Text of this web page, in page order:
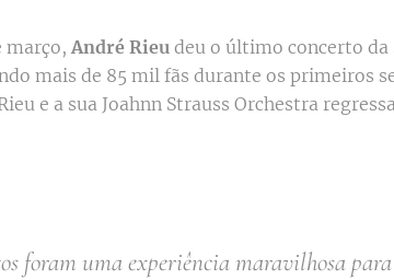
março, André Rieu deu o último concerto da
mais de 85 mil fãs durante os primeiros
e a sua Joahnn Strauss Orchestra
foram uma experiência maravilhosa para